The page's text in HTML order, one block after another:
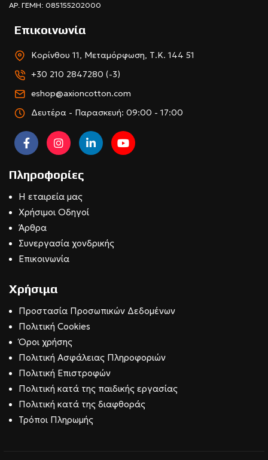
ΑΡ. ΓΕΜΗ: 085155202000
Επικοινωνία
Κορίνθου 11, Μεταμόρφωση, Τ.Κ. 144 51
+30 210 2847280 (-3)
eshop@axioncotton.com
Δευτέρα - Παρασκευή: 09:00 - 17:00
Πληροφορίες
Η εταιρεία μας
Χρήσιμοι Οδηγοί
Άρθρα
Συνεργασία χονδρικής
Επικοινωνία
Χρήσιμα
Προστασία Προσωπικών Δεδομένων
Πολιτική Cookies
Όροι χρήσης
Πολιτική Ασφάλειας Πληροφοριών
Πολιτική Επιστροφών
Πολιτική κατά της παιδικής εργασίας
Πολιτική κατά της διαφθοράς
Τρόποι Πληρωμής